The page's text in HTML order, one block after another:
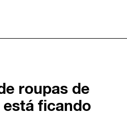
roupas de
ficando